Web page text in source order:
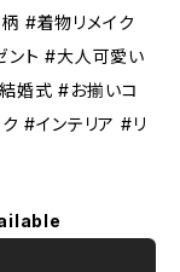
#着物リメイク
ント #大人可愛い
婚式 #お揃いコ
#インテリア #リ